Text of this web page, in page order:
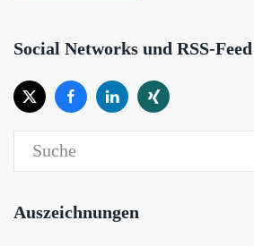
Social Networks und RSS-Feed
Auszeichnungen